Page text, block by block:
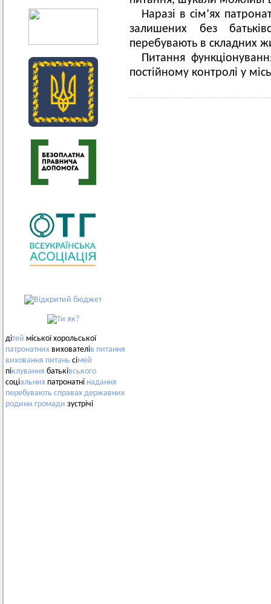
дітей міської хорольської
патронатних вихователів питання
виховання питань сімей
піклування батьківського
соціальних патронатні надання
перебувають справах державних
родини громади зустрічі
Наразі в сім’ях
залишених без
перебувають в складних
Питання
постійному контролі у